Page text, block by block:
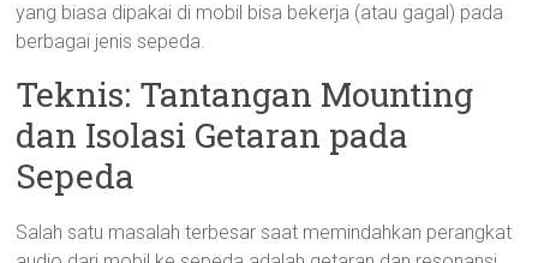
yang biasa dipakai di mobil bisa bekerja (atau gagal) pada
berbagai jenis sepeda.
Teknis: Tantangan Mounting
dan Isolasi Getaran pada
Sepeda
Salah satu masalah terbesar saat memindahkan perangkat